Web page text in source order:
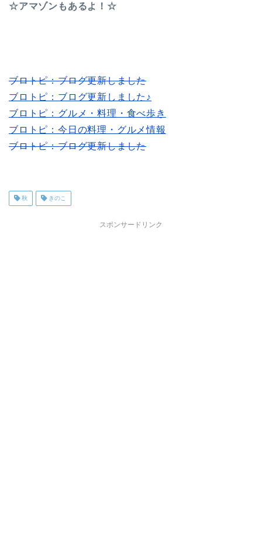
☆アマゾンもあるよ！☆
ブロトピ：ブログ更新しました
ブロトピ：ブログ更新しました♪
ブロトピ：グルメ・料理・食べ歩き
ブロトピ：今日の料理・グルメ情報
ブロトピ：ブログ更新しました
秋 きのこ
スポンサードリンク